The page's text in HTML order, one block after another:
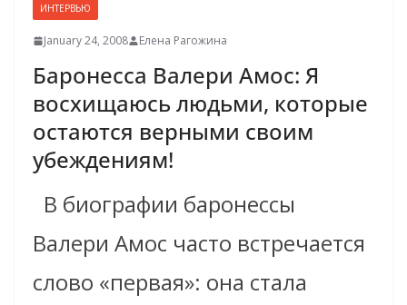
ИНТЕРВЬЮ
January 24, 2008 Елена Рагожина
Баронесса Валери Амос: Я
восхищаюсь людьми, которые
остаются верными своим
убеждениям!
В биографии баронессы
Валери Амос часто встречается
слово «первая»: она стала